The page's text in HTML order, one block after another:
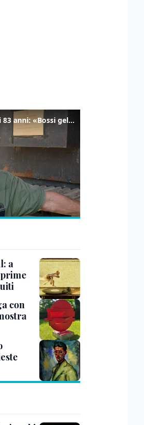
I ricordi dell'ex Serenissimo di 83 anni: «Bossi geloso di noi, in carcere mi cantavano l’inno di San Marco»
a
prime
con